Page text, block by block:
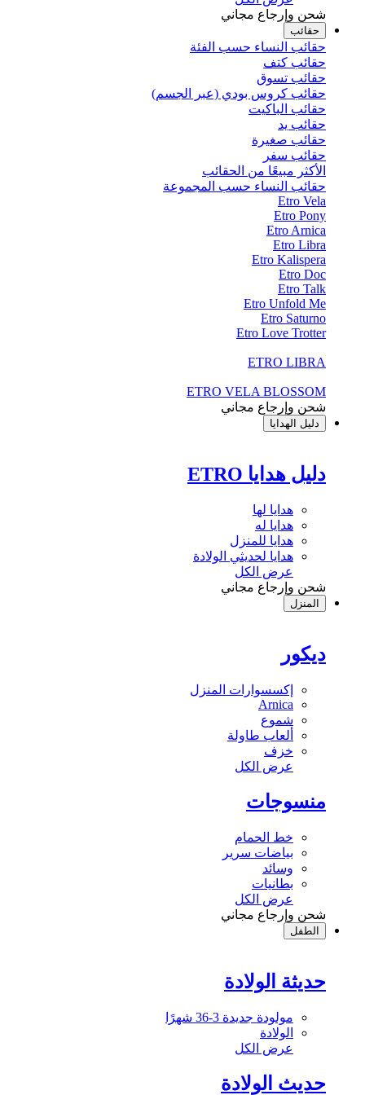
شحن وإرجاع مجاني
حقائب
حقائب النساء حسب الفئة
حقائب كتف
حقائب تسوق
حقائب كروس بودي (عبر الجسم)
حقائب الباكيت
حقائب يد
حقائب صغيرة
حقائب سفر
الأكثر مبيعًا من الحقائب
حقائب النساء حسب المجموعة
Etro Vela
Etro Pony
Etro Arnica
Etro Libra
Etro Kalispera
Etro Doc
Etro Talk
Etro Unfold Me
Etro Saturno
Etro Love Trotter
ETRO LIBRA
ETRO VELA BLOSSOM
شحن وإرجاع مجاني
دليل الهدايا
دليل هدايا ETRO
هدايا لها
هدايا له
هدايا للمنزل
هدايا لحديثي الولادة
عرض الكل
شحن وإرجاع مجاني
المنزل
ديكور
إكسسوارات المنزل
Arnica
شموع
ألعاب طاولة
خزف
عرض الكل
منسوجات
خط الحمام
بياضات سرير
وسائد
بطانيات
عرض الكل
شحن وإرجاع مجاني
الطفل
حديثة الولادة
مولودة جديدة 3-36 شهرًا
الولادة
عرض الكل
حديث الولادة